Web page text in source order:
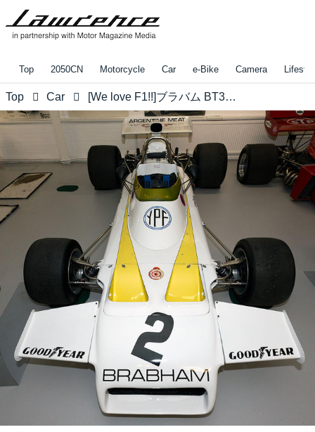
Top 2050CN Motorcycle Car e-Bike Camera
Top Car [We love F1!!]ブラバム BT37 1972